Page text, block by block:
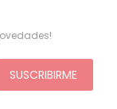
SUSCRIBIRME